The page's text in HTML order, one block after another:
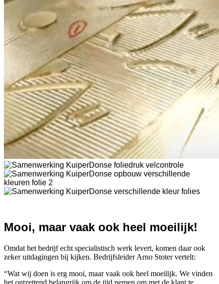
Mooi, maar vaak ook heel moeilijk!
Omdat het bedrijf echt specialistisch werk levert, komen daar ook
zeker uitdagingen bij kijken. Bedrijfsleider Arno Stotervertelt:
“Wat wij doen is erg mooi, maar vaak ook heel moeilijk. We vinden
het ontzettend belangrijk om de tijd nemen om met de klant te